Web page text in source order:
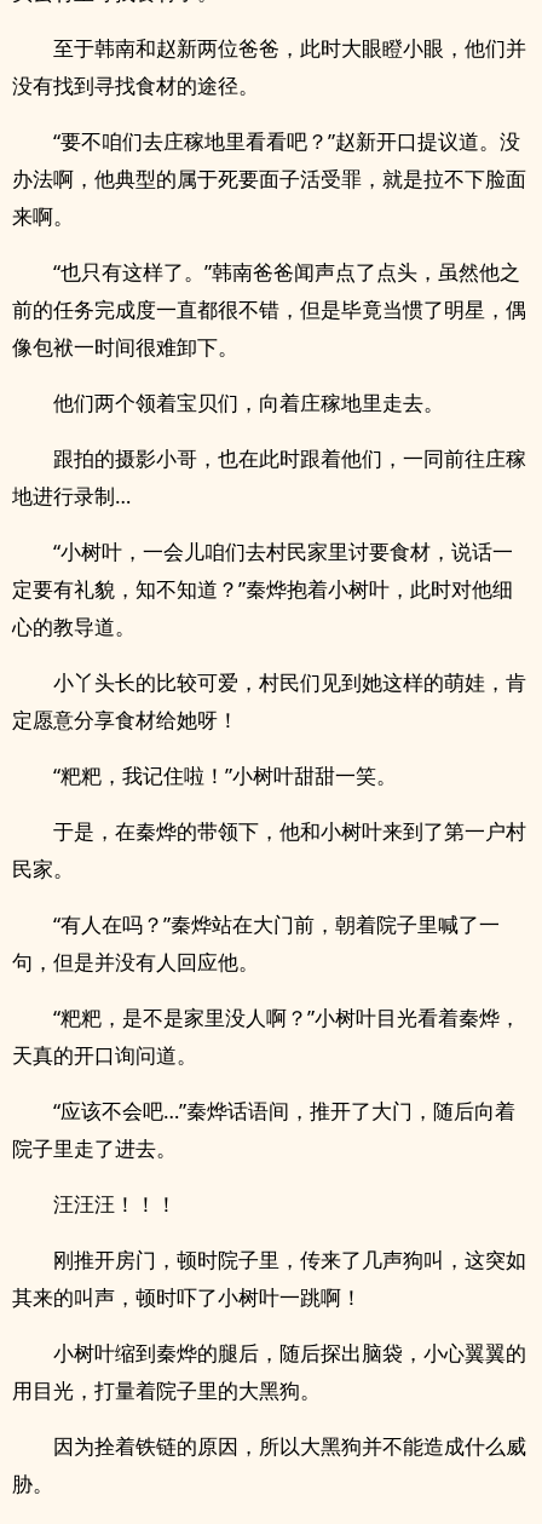
至于韩南和赵新两位爸爸，此时大眼瞪小眼，他们并
没有找到寻找食材的途径。
“要不咱们去庄稼地里看看吧？”赵新开口提议道。没
办法啊，他典型的属于死要面子活受罪，就是拉不下脸面
来啊。
“也只有这样了。”韩南爸爸闻声点了点头，虽然他之
前的任务完成度一直都很不错，但是毕竟当惯了明星，偶
像包袱一时间很难卸下。
他们两个领着宝贝们，向着庄稼地里走去。
跟拍的摄影小哥，也在此时跟着他们，一同前往庄稼
地进行录制…
“小树叶，一会儿咱们去村民家里讨要食材，说话一
定要有礼貌，知不知道？”秦烨抱着小树叶，此时对他细
心的教导道。
小丫头长的比较可爱，村民们见到她这样的萌娃，肯
定愿意分享食材给她呀！
“粑粑，我记住啦！”小树叶甜甜一笑。
于是，在秦烨的带领下，他和小树叶来到了第一户村
民家。
“有人在吗？”秦烨站在大门前，朝着院子里喊了一
句，但是并没有人回应他。
“粑粑，是不是家里没人啊？”小树叶目光看着秦烨，
天真的开口询问道。
“应该不会吧…”秦烨话语间，推开了大门，随后向着
院子里走了进去。
汪汪汪！！！
刚推开房门，顿时院子里，传来了几声狗叫，这突如
其来的叫声，顿时吓了小树叶一跳啊！
小树叶缩到秦烨的腿后，随后探出脑袋，小心翼翼的
用目光，打量着院子里的大黑狗。
因为拴着铁链的原因，所以大黑狗并不能造成什么威
胁。